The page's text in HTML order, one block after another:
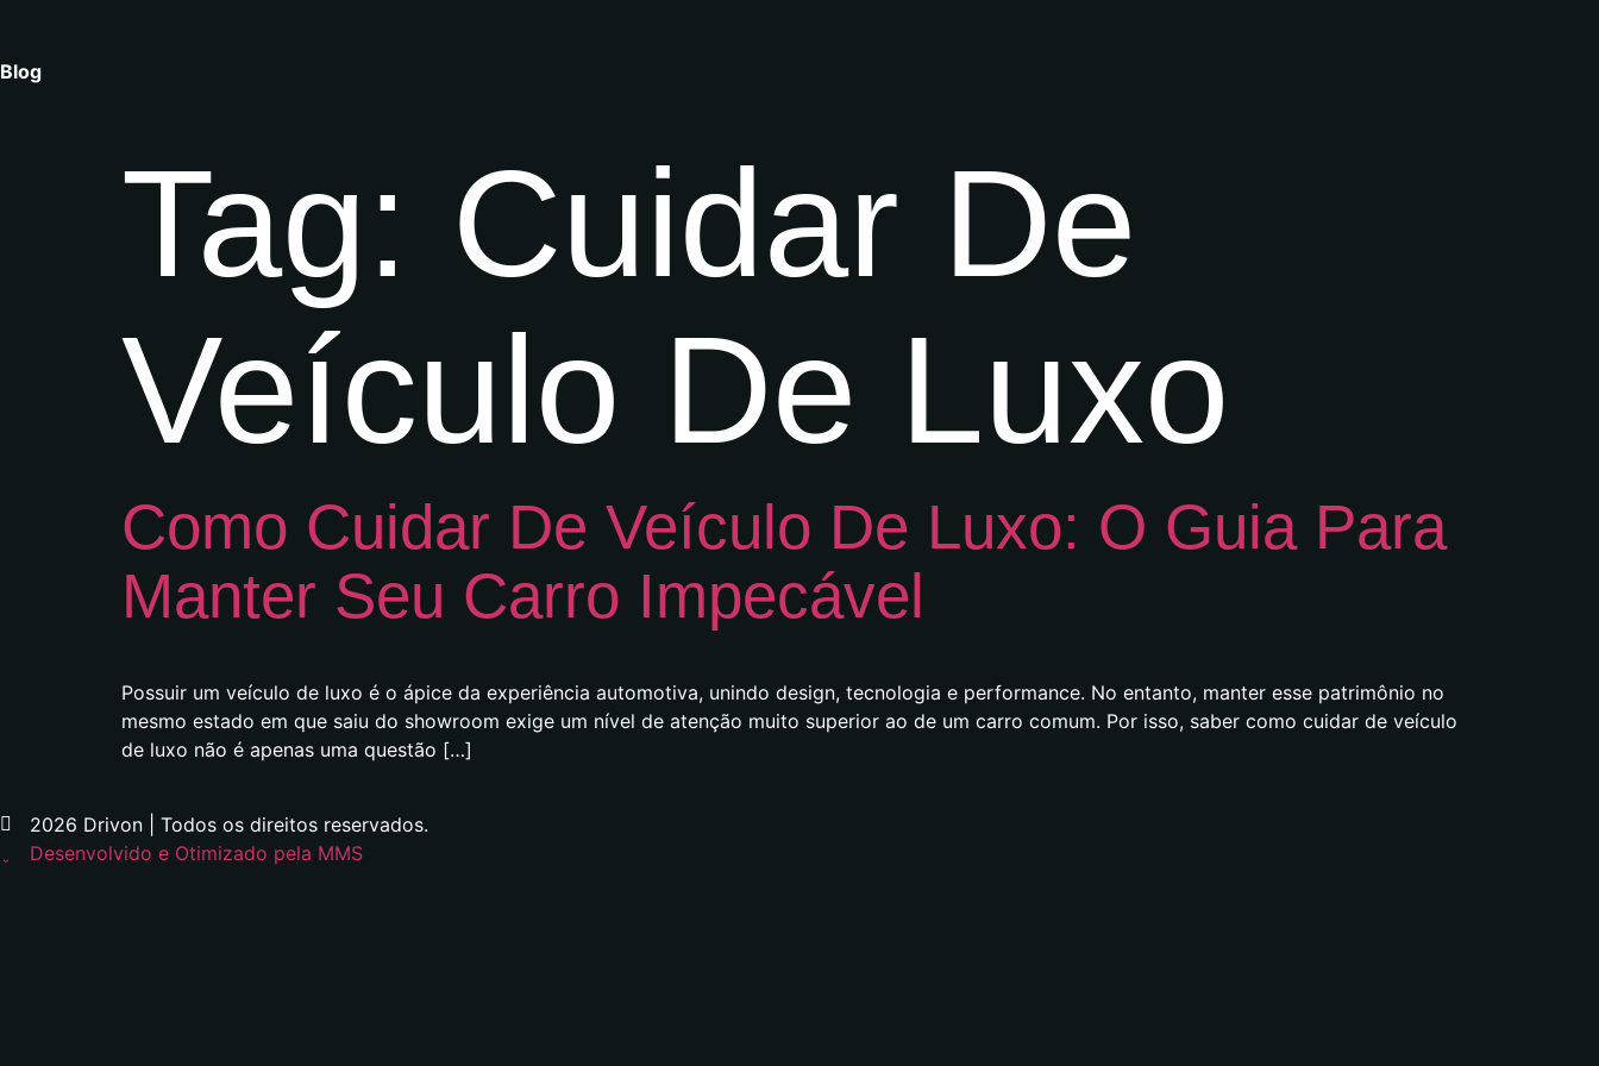
Blog
Tag: Cuidar De
Veículo De Luxo
Como Cuidar De Veículo De Luxo: O Guia Para
Manter Seu Carro Impecável
Possuir um veículo de luxo é o ápice da experiência automotiva, unindo design, tecnologia e performance. No entanto, manter esse patrimônio no
mesmo estado em que saiu do showroom exige um nível de atenção muito superior ao de um carro comum. Por isso, saber como cuidar de veículo
de luxo não é apenas uma questão […]
2026 Drivon | Todos os direitos reservados.
Desenvolvido e Otimizado pela MMS